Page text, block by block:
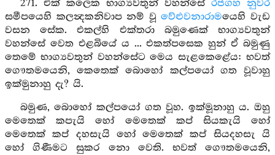
271. එක් කලෙක භාග්‍යවතුන් වහන්සේ රජගහ නුවර
සමීපයෙහි කලන්‍දකනිවාප නම් වූ වේළුවනාරාමයෙහි වැඩ
වසන සේක. එකල්හි එක්තරා බමුණෙක් භාග්‍යවතුන්
වහන්සේ වෙත එළබියේ ය ... එකත්පසෙක හුන් ඒ බමුණු
තෙමේ භාග්‍යවතුන් වහන්සේට මෙය සැළකෙළේය: භවත්
ගෞතමයෙනි, කෙතෙක් බොහෝ කල්පයෝ ගත වූවාහු
ඉක්මුනාහු දැ? යි.
බමුණ, බොහෝ කල්පයෝ ගත වූහ. ඉක්මූනාහු ය. ඔහු
මෙතෙක් කපැයි හෝ මෙතෙක් කප් සියකැයි හෝ
මෙතෙක් කප් දහසැයි හෝ මෙතෙක් කප් සියදහසැ යි
හෝ ගිණීමට සුකර නො වෙති. භවත් ගෞතමයෙනි,